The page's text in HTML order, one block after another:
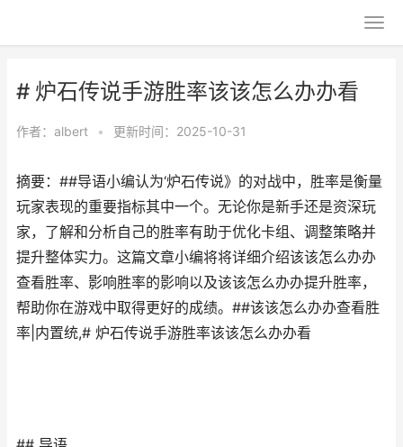
# 炉石传说手游胜率该该怎么办办看
作者： albert • 更新时间：2025-10-31
摘要：##导语小编认为‘炉石传说》的对战中，胜率是衡量
玩家表现的重要指标其中一个。无论你是新手还是资深玩
家，了解和分析自己的胜率有助于优化卡组、调整策略并
提升整体实力。这篇文章小编将将详细介绍该该怎么办办
查看胜率、影响胜率的影响以及该该怎么办办提升胜率，
帮助你在游戏中取得更好的成绩。##该该怎么办办查看胜
率|内置统,# 炉石传说手游胜率该该怎么办办看